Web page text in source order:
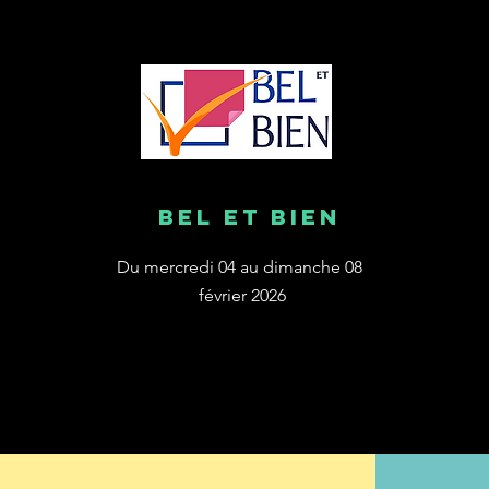
Bel et bien
Du mercredi 04 au dimanche 08
février 2026